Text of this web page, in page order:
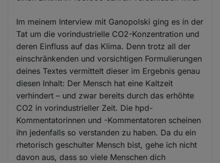
Im meinem Interview mit Ganopolski ging es in der
Tat um die vorindustrielle CO2-Konzentration und
deren Einfluss auf das Klima. Denn trotz all der
einschränkenden und vorsichtigen Formulierungen
deines Textes vermittelt dieser im Ergebnis genau
diesen Inhalt: Der Mensch hat eine Kaltzeit
verhindert – und zwar bereits durch das erhöhte
CO2 in vorindustrieller Zeit. Die hpd-
Kommentatorinnen und -Kommentatoren scheinen
ihn jedenfalls so verstanden zu haben. Da du ein
rhetorisch geschulter Mensch bist, gehe ich nicht
davon aus, dass so viele Menschen dich